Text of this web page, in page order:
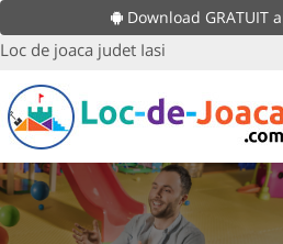
Download GRATUIT
Loc de joaca judet Iasi